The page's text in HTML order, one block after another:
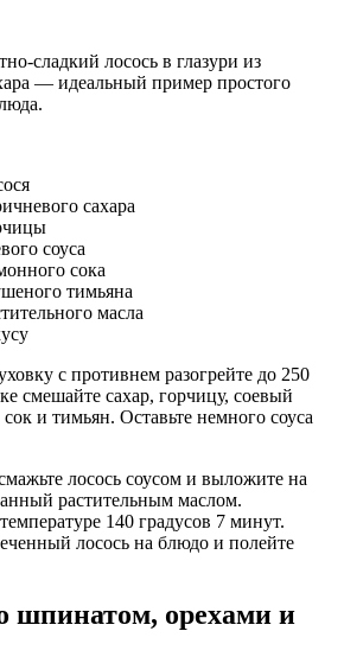
сладкий лосось в глазури из
— идеальный пример простого
сахара
соуса
сока
тимьяна
масла
с противнем разогрейте до 250
смешайте сахар, горчицу, соевый
и тимьян. Оставьте немного соуса
лосось соусом и выложите на
растительным маслом.
140 градусов 7 минут.
лосось на блюдо и полейте
шпинатом, орехами и